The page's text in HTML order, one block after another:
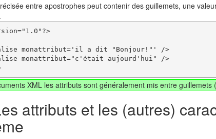
entre apostrophes peut contenir des guillemets, une
monattribut='il a dit "Bonjour!"' />
monattribut="c'était aujourd'hui" />
</racine>
XML les attributs sont généralement mis entre
attributs et les (autres)